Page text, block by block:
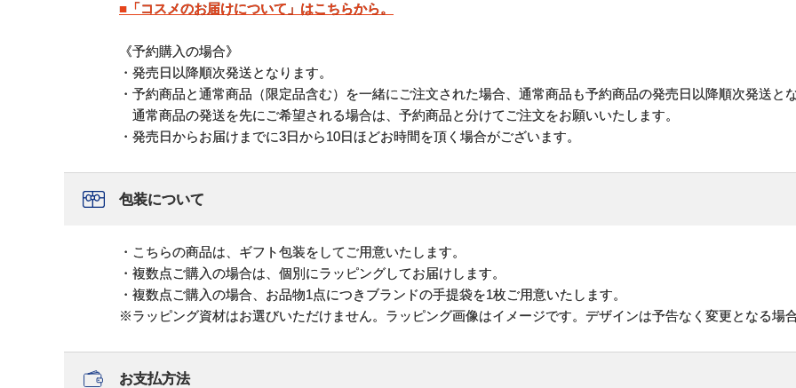
■「コスメのお届けについて」はこちらから。
《予約購入の場合》
・発売日以降順次発送となります。
・予約商品と通常商品（限定品含む）を一緒にご注文された場合、通常商品も予約商品の発売日以降順次発送とな
通常商品の発送を先にご希望される場合は、予約商品と分けてご注文をお願いいたします。
・発売日からお届けまでに3日から10日ほどお時間を頂く場合がございます。
包装について
・こちらの商品は、ギフト包装をしてご用意いたします。
・複数点ご購入の場合は、個別にラッピングしてお届けします。
・複数点ご購入の場合、お品物1点につきブランドの手提袋を1枚ご用意いたします。
※ラッピング資材はお選びいただけません。ラッピング画像はイメージです。デザインは予告なく変更となる場合
お支払方法